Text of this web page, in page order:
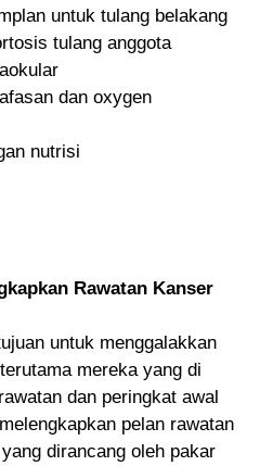
untuk tulang belakang
tulang anggota
dan oxygen
nutrisi
Rawatan Kanser
untuk menggalakkan
mereka yang di
dan peringkat awal
pelan rawatan
dirancang oleh pakar